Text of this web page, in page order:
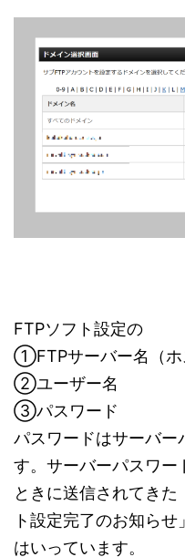
FTPソフト設定の
①FTPサーバー名（ホ
②ユーザー名
③パスワード
パスワードはサーバー
す。サーバーパスワー
ときに送信されてき
ト設定完了のお知ら
はいっています。